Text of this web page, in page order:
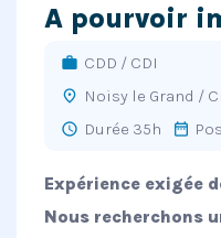
A pourvoir
work CDD / CDI
place Noisy le Grand /
schedule Durée 35h date_range
Expérience exigée
Nous recherchons